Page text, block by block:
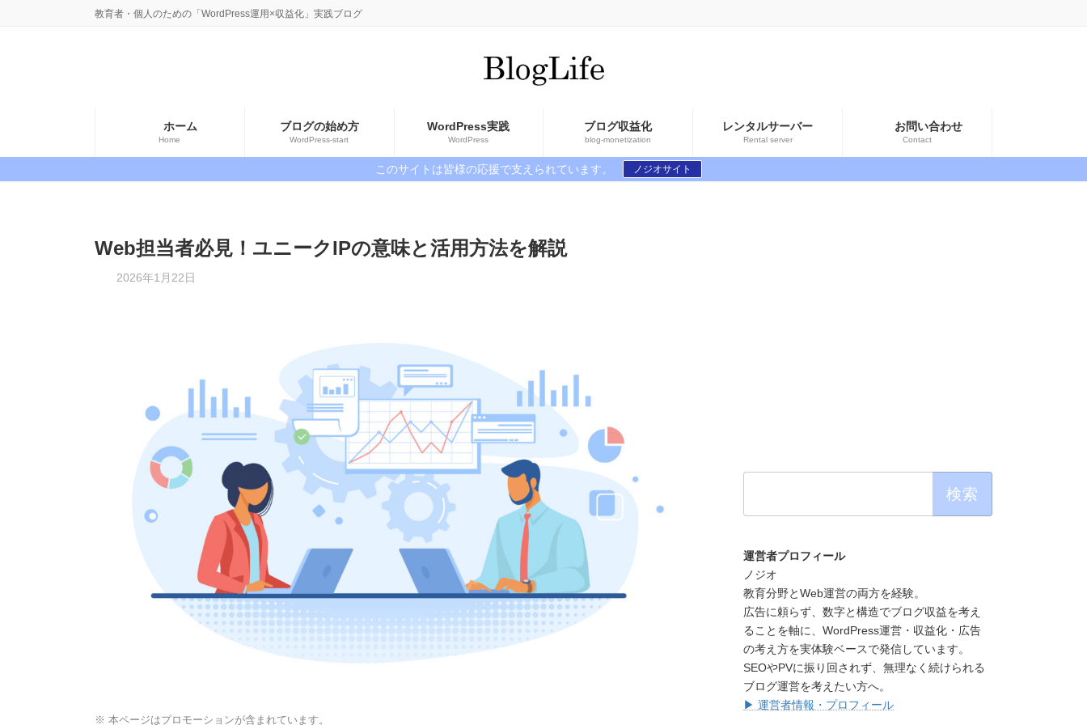
キ
ッ
に
移
教育者・個人のための「WordPress運用×収益化」実践ブログ
ホーム
Home
ブログの始め方
WordPress-start
WordPress実践
WordPress
ブログ収益化
blog-monetization
レンタルサーバー
Rental server
お問い合わせ
Contact
このサイトは皆様の応援で支えられています。 ノジオサイト
Web担当者必見！ユニークIPの意味と活用方法を解説
最
2026年1月22日
※ 本ページはプロモーションが含まれています。
運営者プロフィール
ノジオ
教育分野とWeb運営の両方を経験。
広告に頼らず、数字と構造でブログ収益を考え
ることを軸に、WordPress運営・収益化・広告
の考え方を実体験ベースで発信しています。
SEOやPVに振り回されず、無理なく続けられる
ブログ運営を考えたい方へ。
▶ 運営者情報・プロフィール